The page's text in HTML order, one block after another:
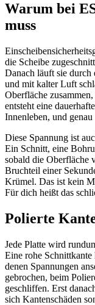
Warum bei
muss
die Scheibe
Danach läuft sie
und mit kalter Luft
Oberfläche
entsteht eine
Innenleben, und
Diese Spannung ist
Ein Schnitt, eine
sobald die Oberfläche
Bruchteil einer
Krümel. Das ist kein
Für dich heißt das
Polierte
Jede Platte wird
Eine rohe
denen Spannungen
gebrochen, beim
geschliffen. Erst
sich Kantenschäden